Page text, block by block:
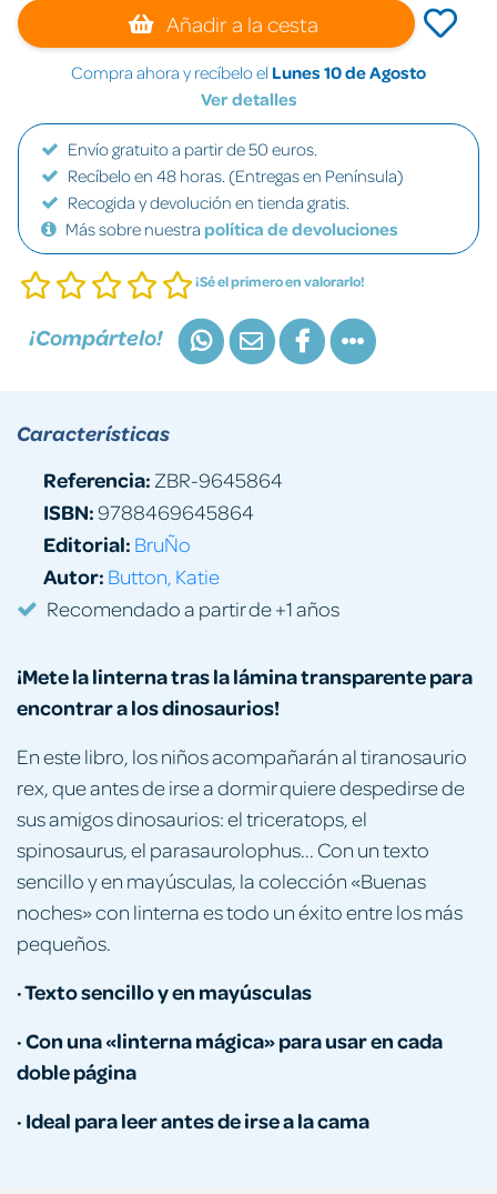
Añadir a la cesta
Compra ahora y recíbelo el Lunes 10 de Agosto
Ver detalles
Envío gratuito a partir de 50 euros.
Recíbelo en 48 horas. (Entregas en Península)
Recogida y devolución en tienda gratis.
Más sobre nuestra política de devoluciones
¡Sé el primero en valorarlo!
¡Compártelo!
¡Mete la linterna tras la lámina transparente para
encontrar a los dinosaurios!
En este libro, los niños acompañarán al tiranosaurio
rex, que antes de irse a dormir quiere despedirse de
sus amigos dinosaurios: el triceratops, el
spinosaurus, el parasaurolophus... Con un texto
sencillo y en mayúsculas, la colección «Buenas
noches» con linterna es todo un éxito entre los más
pequeños.
· Texto sencillo y en mayúsculas
· Con una «linterna mágica» para usar en cada
doble página
· Ideal para leer antes de irse a la cama
Características
Referencia: ZBR-9645864
ISBN:9788469645864
Editorial: BruÑo
Autor: Button, Katie
Recomendado a partir de +1 años